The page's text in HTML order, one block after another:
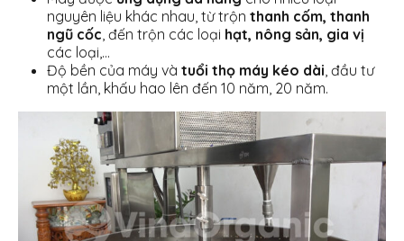
nguyên liệu khác nhau, từ trộn thanh cốm, thanh
ngũ cốc, đến trộn các loại hạt, nông sản, gia vị
các loại,…
Độ bền của máy và tuổi thọ máy kéo dài, đầu tư
một lần, khấu hao lên đến 10 năm, 20 năm.